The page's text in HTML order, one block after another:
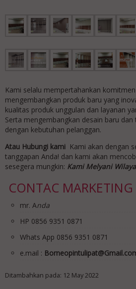
Kami selalu mempertahankan
mengembangkan produk baru yang
kualitas produk unggulan dan layanan
Serta mengembangkan desain baru dan
dengan kebutuhan pelanggan.
Atau Hubungi kami Kami akan dengan
tanggapan Anda! dan kami akan
sesegera mungkin: Kami Melyani
CONTAC MARKETING
mr. Anda
HP 0856 9351 0871
Whats App 0856 9351 0871
e.mail :
Ditambahkan pada: 12 May 2022